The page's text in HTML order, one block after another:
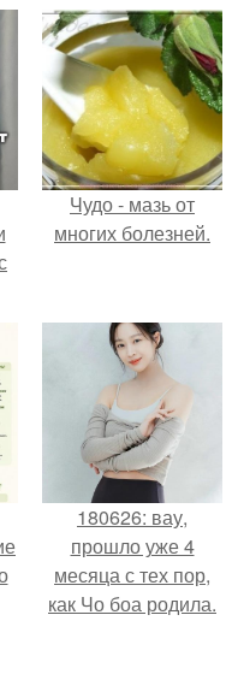
Чудо - мазь от
многих болезней.
180626: вау,
прошло уже 4
месяца с тех пор,
как Чо боа родила.